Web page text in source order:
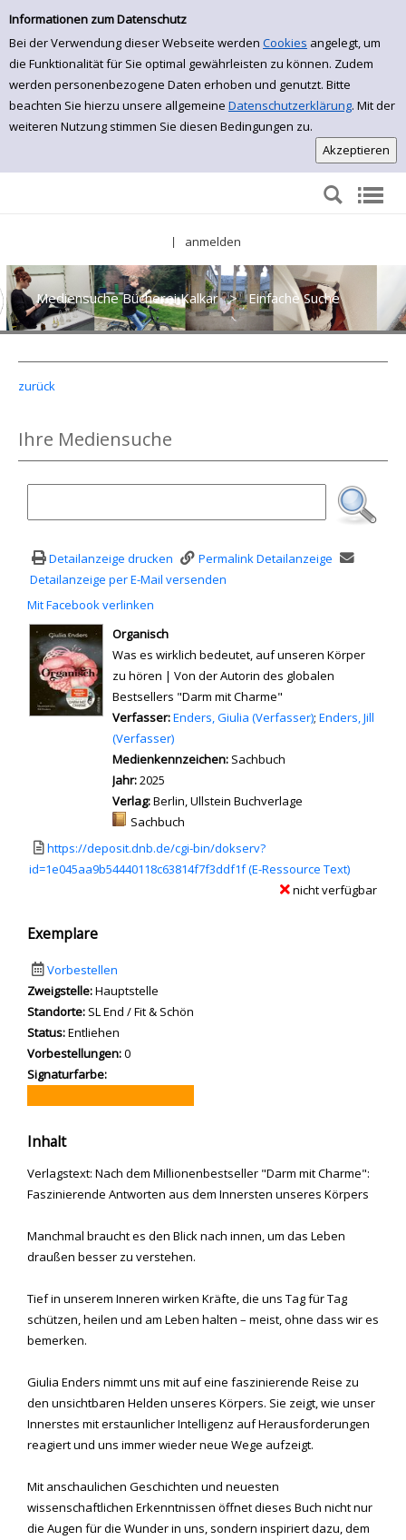
Einfache Suche
Informationen zum Datenschutz
Bei der Verwendung dieser Webseite werden Cookies angelegt, um
die Funktionalität für Sie optimal gewährleisten zu können. Zudem
werden personenbezogene Daten erhoben und genutzt. Bitte
beachten Sie hierzu unsere allgemeine Datenschutzerklärung. Mit der
weiteren Nutzung stimmen Sie diesen Bedingungen zu.
Zur Detailanzeige springen
| anmelden
Mediensuche Bücherei Kalkar>Einfache Suche
zurück
Ihre Mediensuche
Detailanzeige drucken
Permalink Detailanzeige
Detailanzeige per E-Mail versenden
Mit Facebook verlinken
wird in neuem Tab geöffnet
Organisch
Was es wirklich bedeutet, auf unseren Körper
zu hören | Von der Autorin des globalen
Bestsellers "Darm mit Charme"
Verfasser:Suche nach diesem Verfasser
Enders, Giulia (Verfasser); Enders, Jill
(Verfasser)
Medienkennzeichen: Sachbuch
Jahr:2025
Verlag:Berlin, Ullstein Buchverlage
Mediengruppe:
Sachbuch
Link zu einem externen Medieninhalt - wird in neuem Tab geöffnet
https://deposit.dnb.de/cgi-bin/dokserv?
id=1e045aa9b54440118c63814f7f3ddf1f (E-Ressource Text)
nicht verfügbar
Exemplare
Vorbestellen
Zweigstelle:Hauptstelle
Standorte: SL End / Fit & Schön
Status:Entliehen
Vorbestellungen:0
Signaturfarbe:
Inhalt
Verlagstext: Nach dem Millionenbestseller "Darm mit Charme":
Faszinierende Antworten aus dem Innersten unseres Körpers
Manchmal braucht es den Blick nach innen, um das Leben
draußen besser zu verstehen.
Tief in unserem Inneren wirken Kräfte, die uns Tag für Tag
schützen, heilen und am Leben halten – meist, ohne dass wir es
bemerken.
Giulia Enders nimmt uns mit auf eine faszinierende Reise zu
den unsichtbaren Helden unseres Körpers. Sie zeigt, wie unser
Innerstes mit erstaunlicher Intelligenz auf Herausforderungen
reagiert und uns immer wieder neue Wege aufzeigt.
Mit anschaulichen Geschichten und neuesten
wissenschaftlichen Erkenntnissen öffnet dieses Buch nicht nur
die Augen für die Wunder in uns, sondern inspiriert dazu, dem